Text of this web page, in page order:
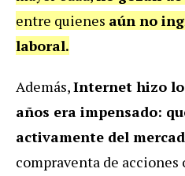
entre quienes aún no
laboral.
Además,Internet hizo lo
años era impensado:
activamente del
compraventa de acciones